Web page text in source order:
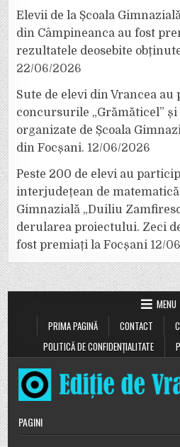
Elevii de la Școala
din Câmpineanca au fost
rezultatele deosebite
22/06/2026
Sute de elevi din Vrancea au
concursurile „Grămăticel” și
organizate de Școala
din Focșani. 12/06/2026
Peste 200 de elevi au
interjudețean de matematică
Gimnazială „Duiliu
derularea proiectului. Zeci
fost premiați la Focșani 12/
MENU
PRIMA PAGINĂ
CONTACT
POLITICĂ DE CONFIDENȚIALITATE
PAGINI